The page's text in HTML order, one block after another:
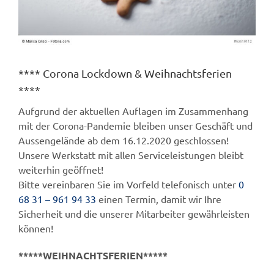
**** Corona Lockdown & Weihnachtsferien
****
Aufgrund der aktuellen Auflagen im Zusammenhang
mit der Corona-Pandemie bleiben unser Geschäft und
Aussengelände ab dem 16.12.2020 geschlossen!
Unsere Werkstatt mit allen Serviceleistungen bleibt
weiterhin geöffnet!
Bitte vereinbaren Sie im Vorfeld telefonisch unter 0
68 31 – 961 94 33 einen Termin, damit wir Ihre
Sicherheit und die unserer Mitarbeiter gewährleisten
können!
*****WEIHNACHTSFERIEN*****